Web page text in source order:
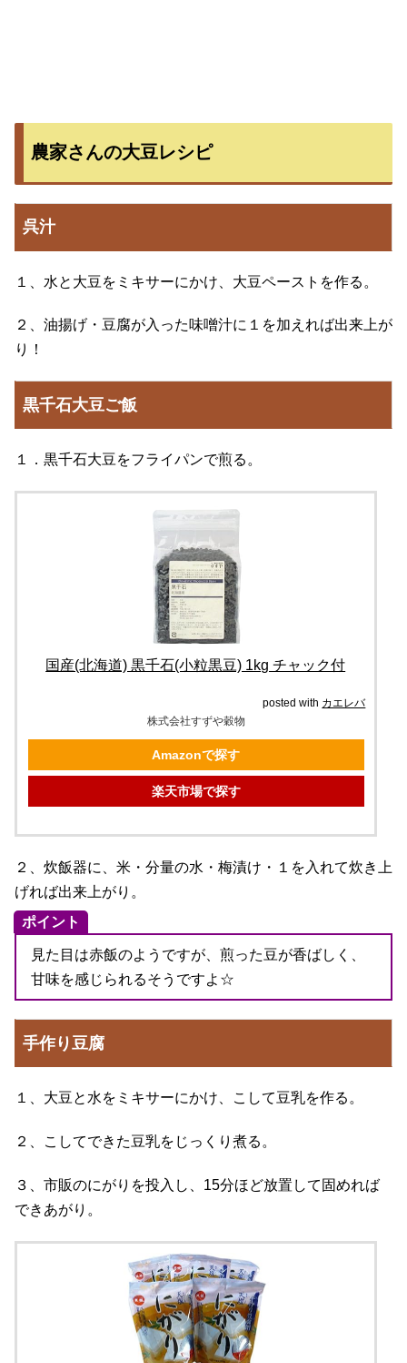
農家さんの大豆レシピ
呉汁
１、水と大豆をミキサーにかけ、大豆ペーストを作る。
２、油揚げ・豆腐が入った味噌汁に１を加えれば出来上が
り！
黒千石大豆ご飯
１．黒千石大豆をフライパンで煎る。
国産(北海道) 黒千石(小粒黒豆) 1kg チャック付
posted with カエレバ
株式会社すずや穀物
Amazonで探す
楽天市場で探す
２、炊飯器に、米・分量の水・梅漬け・１を入れて炊き上
げれば出来上がり。
ポイント
見た目は赤飯のようですが、煎った豆が香ばしく、
甘味を感じられるそうですよ☆
手作り豆腐
１、大豆と水をミキサーにかけ、こして豆乳を作る。
２、こしてできた豆乳をじっくり煮る。
３、市販のにがりを投入し、15分ほど放置して固めれば
できあがり。